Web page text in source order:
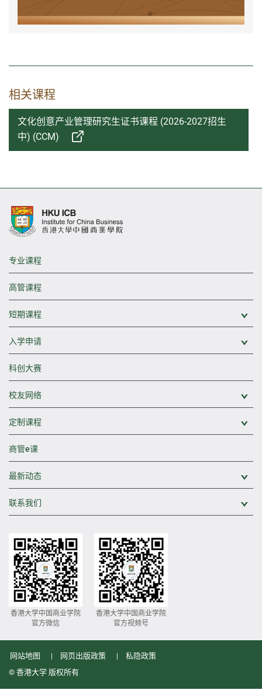
相关课程
文化创意产业管理研究生证书课程 (2026-2027招生
中) (CCM)
专业课程
高管课程
短期课程
入学申请
科创大赛
校友网络
定制课程
商管e课
最新动态
联系我们
香港大学中国商业学院
官方微信
香港大学中国商业学院
官方视频号
网站地图 网页出版政策
私隐政策
© 香港大学 版权所有